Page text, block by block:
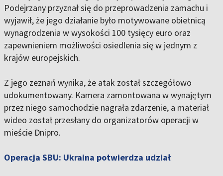
Podejrzany przyznał się do przeprowadzenia zamachu i
wyjawił, że jego działanie było motywowane obietnicą
wynagrodzenia w wysokości 100 tysięcy euro oraz
zapewnieniem możliwości osiedlenia się w jednym z
krajów europejskich.
Z jego zeznań wynika, że atak został szczegółowo
udokumentowany. Kamera zamontowana w wynajętym
przez niego samochodzie nagrała zdarzenie, a materiał
wideo został przesłany do organizatorów operacji w
mieście Dnipro.
Operacja SBU: Ukraina potwierdza udział